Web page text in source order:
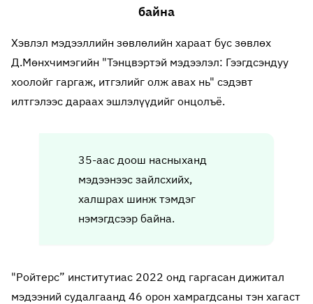
байна
Хэвлэл мэдээллийн зөвлөлийн хараат бус зөвлөх
Д.Мөнхчимэгийн "Тэнцвэртэй мэдээлэл: Гээгдсэндуу
хоолойг гаргаж, итгэлийг олж авах нь" сэдэвт
илтгэлээс дараах эшлэлүүдийг онцолъё.
35-аас доош насныханд
мэдээнээс зайлсхийх,
халшрах шинж тэмдэг
нэмэгдсээр байна.
"Ройтерс” институтиас 2022 онд гаргасан дижитал
мэдээний судалгаанд 46 орон хамрагдсаны тэн хагаст